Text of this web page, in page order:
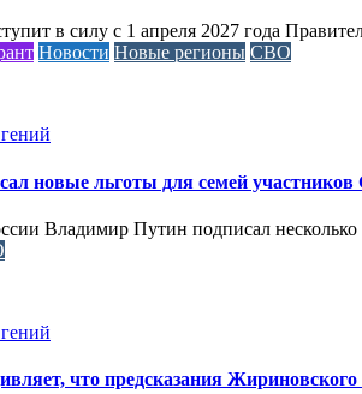
в силу с 1 апреля 2027 года
Новости Новые регионы СВО
новые льготы для семей
Владимир Путин подписал
что предсказания